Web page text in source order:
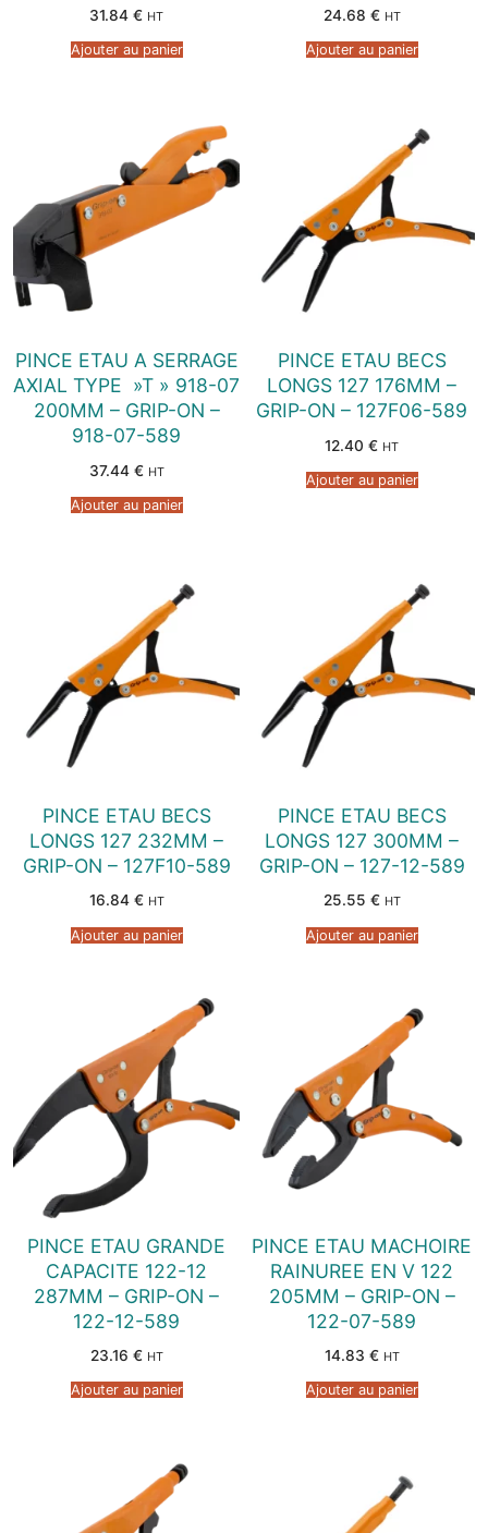
31.84 € HT
Ajouter au panier
24.68 € HT
Ajouter au panier
PINCE ETAU A SERRAGE
AXIAL TYPE »T » 918-07
200MM – GRIP-ON –
918-07-589
37.44 € HT
Ajouter au panier
PINCE ETAU BECS
LONGS 127 176MM –
GRIP-ON – 127F06-589
12.40 € HT
Ajouter au panier
PINCE ETAU BECS
LONGS 127 232MM –
GRIP-ON – 127F10-589
16.84 € HT
Ajouter au panier
PINCE ETAU BECS
LONGS 127 300MM –
GRIP-ON – 127-12-589
25.55 € HT
Ajouter au panier
PINCE ETAU GRANDE
CAPACITE 122-12
287MM – GRIP-ON –
122-12-589
23.16 € HT
Ajouter au panier
PINCE ETAU MACHOIRE
RAINUREE EN V 122
205MM – GRIP-ON –
122-07-589
14.83 € HT
Ajouter au panier